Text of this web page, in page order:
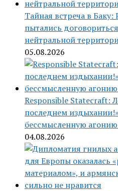
Тайная встреча в
пытались
нейтральной
05.08.2026
Responsible Statecraft:
последнем
бессмысленную
04.08.2026